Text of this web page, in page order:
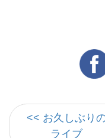
<< お久しぶり
ライブ